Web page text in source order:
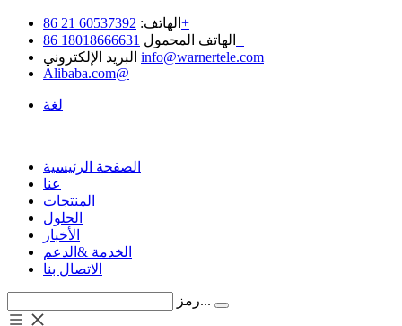
الهاتف: 60537392 21 86+
الهاتف المحمول 18018666631 86+
info@warnertele.com
Alibaba.com@
لغة
الصفحة الرئيسية
عنا
المنتجات
الحلول
الأخبار
الخدمة &الدعم
الاتصال بنا
رمز...